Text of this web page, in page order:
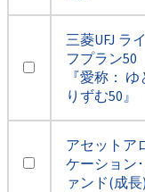
三菱UFJ ライ
フプラン50
『愛称： ゆ
りずむ50』
アセットア
ケーション
ァンド(成長)